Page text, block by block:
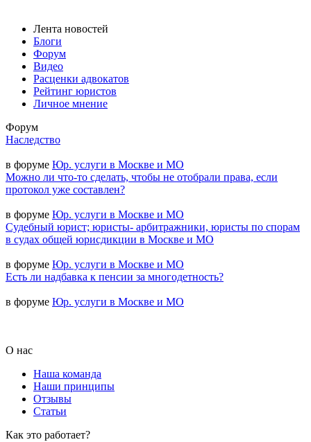
Лента новостей
Блоги
Форум
Видео
Расценки адвокатов
Рейтинг юристов
Личное мнение
Форум
Наследство
в форуме Юр. услуги в Москве и МО
Можно ли что-то сделать, чтобы не отобрали права, если
протокол уже составлен?
в форуме Юр. услуги в Москве и МО
Судебный юрист; юристы- арбитражники, юристы по спорам
в судах общей юрисдикции в Москве и МО
в форуме Юр. услуги в Москве и МО
Есть ли надбавка к пенсии за многодетность?
в форуме Юр. услуги в Москве и МО
О нас
Наша команда
Наши принципы
Отзывы
Статьи
Как это работает?